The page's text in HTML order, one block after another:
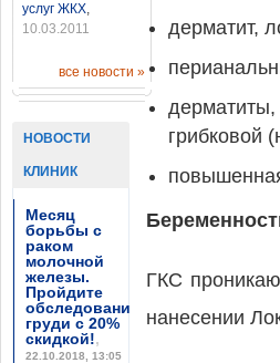
услуг ЖКХ,
10.03.2011
все новости »
НОВОСТИ
КЛИНИК
Месяц
борьбы с
раком
молочной
железы.
Пройдите
обследование
груди с 20%
скидкой!,
22.10.2018, 13:05
дерматит,
грибковой
ГКС
нанесении